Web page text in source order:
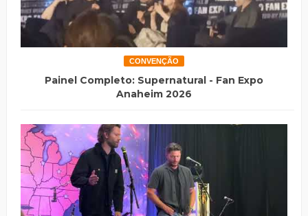
CONVENÇÃO
Painel Completo: Supernatural - Fan Expo
Anaheim 2026